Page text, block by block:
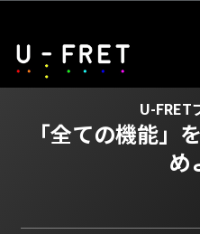
U-FRET
「全ての機能」を
め